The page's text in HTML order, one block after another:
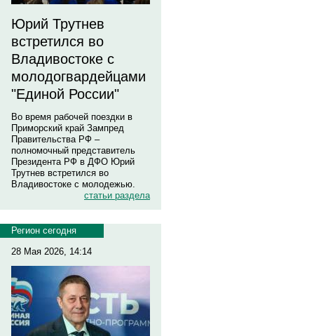
Юрий Трутнев
встретился во
Владивостоке с
молодогвардейцами
"Единой России"
Во время рабочей поездки в
Приморский край Зампред
Правительства РФ –
полномочный представитель
Президента РФ в ДФО Юрий
Трутнев встретился во
Владивостоке с молодежью.
статьи раздела
Регион сегодня
28 Мая 2026, 14:14